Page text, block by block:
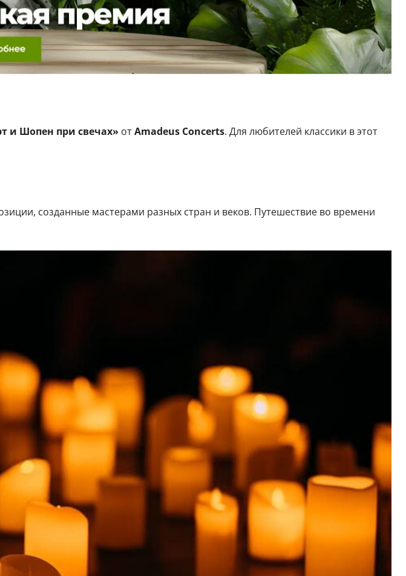
и Шопен при свечах» отAmadeus Concerts. Для любителей классики в этот
созданные мастерами разных стран и веков. Путешествие во времени